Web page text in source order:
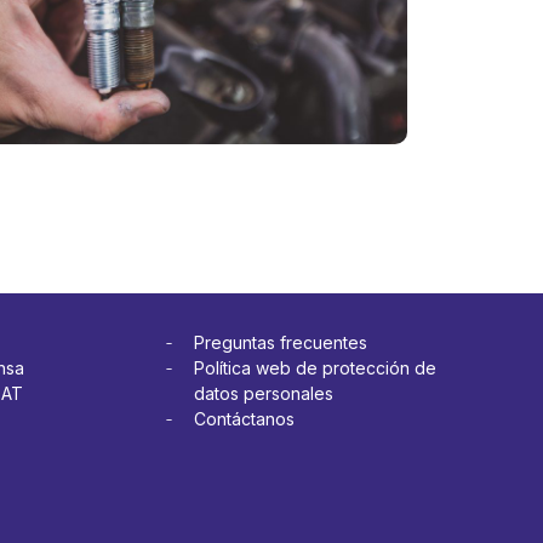
Ver más
Preguntas frecuentes
Política web de protección de
datos personales
Contáctanos